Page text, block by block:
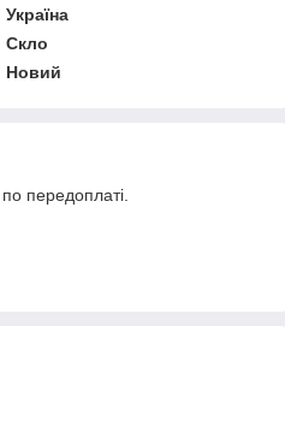
Україна
Скло
Новий
по передоплаті.